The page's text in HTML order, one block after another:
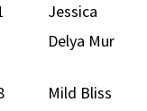
Jessica
Delya Mur
Mild Bliss